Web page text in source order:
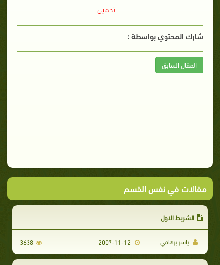
تحميل
شارك المحتوي بواسطة :
المقال السابق
مقالات في نفس القسم
الشريط الاول
ياسر برهامي 3638